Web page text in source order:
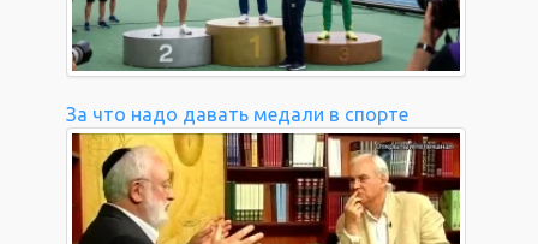
За что надо давать медали в спорте